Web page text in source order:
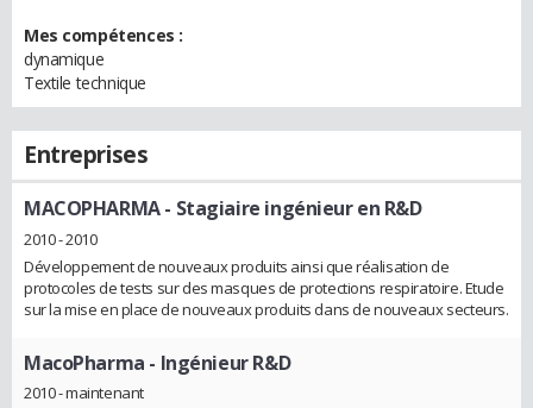
Mes compétences :
dynamique
Textile technique
Entreprises
MACOPHARMA- Stagiaire ingénieur en R&D
2010 - 2010
Développement de nouveaux produits ainsi que réalisation de
protocoles de tests sur des masques de protections respiratoire. Etude
sur la mise en place de nouveaux produits dans de nouveaux secteurs.
MacoPharma - Ingénieur R&D
2010 - maintenant